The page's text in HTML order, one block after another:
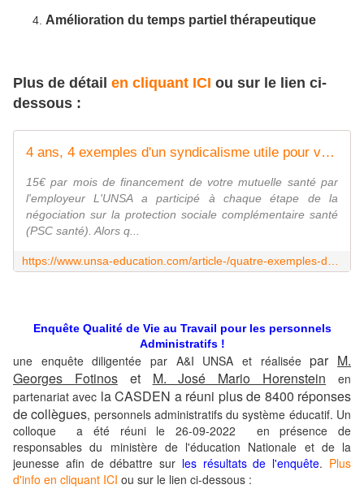
Amélioration du temps partiel thérapeutique
Plus de détail en cliquant ICI ou sur le lien ci-
dessous :
4 ans, 4 exemples d'un syndicalisme utile pour votre santé - UNSA‑Education.com
15€ par mois de financement de votre mutuelle santé par
l'employeur L'UNSA a participé à chaque étape de la
négociation sur la protection sociale complémentaire santé
(PSC santé). Alors q...
Enquête Qualité de Vie au Travail pour les personnels
Administratifs !
une enquête diligentée par A&I UNSA et réaliséepar M.
Georges Fotinoset M. José Mario Horenstein en
partenariat avec la CASDEN a réuni plus de 8400 réponses
de collègues, personnels administratifs du système éducatif. Un
colloque a été réuni le 26-09-2022 en présence de
responsables du ministère de l'éducation Nationale et de la
jeunesse afin de débattre sur les résultats de l'enquête. Plus
d'info en cliquant ICI ou sur le lien ci-dessous :